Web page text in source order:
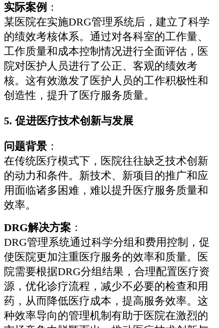
实际案例 ：
某医院在实施DRG管理系统后，建立了科学
的绩效考核体系。通过对各科室的工作量、
工作质量和成本控制情况进行全面评估，医
院对医护人员进行了公正、客观的绩效考
核。这有效激发了医护人员的工作积极性和
创造性，提升了医疗服务质量。
5.促进医疗技术创新与发展
问题背景 ：
在传统医疗模式下，医院往往缺乏技术创新
的动力和条件。新技术、新项目的推广和应
用面临诸多困难，难以提升医疗服务质量和
效率。
DRG解决方案 ：
DRG管理系统通过科学分组和费用控制，促
使医院更加注重医疗服务的效率和质量。医
院需要根据DRG分组结果，合理配置医疗资
源，优化诊疗流程，减少不必要的检查和用
药，从而降低医疗成本，提高服务效率。这
种效率导向的管理机制有助于医院在激烈的